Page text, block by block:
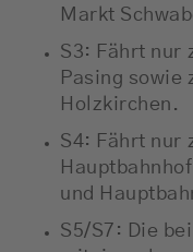
Markt
S3: Fährt nur
Pasing sowie
Holzkirchen.
S4: Fährt nur
und
S5/S7: Die